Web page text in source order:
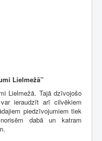
Lielmežā”
Lielmežā. Tajā dzīvojošo
ieraudzīt arī cilvēkiem
piedzīvojumiem tiek
dabā un katram